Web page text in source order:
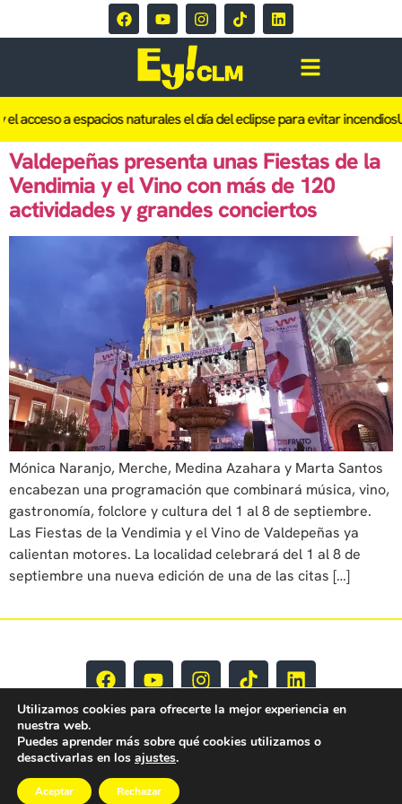
acceso a espacios naturales el día del eclipse para evitar incendios
Valdepeñas presenta unas Fiestas de la
Vendimia y el Vino con más de 120
actividades y grandes conciertos
Mónica Naranjo, Merche, Medina Azahara y Marta Santos
encabezan una programación que combinará música, vino,
gastronomía, folclore y cultura del 1 al 8 de septiembre.
Las Fiestas de la Vendimia y el Vino de Valdepeñas ya
calientan motores. La localidad celebrará del 1 al 8 de
septiembre una nueva edición de una de las citas […]
EY CLM Todos los derechos reservados © 2025
Utilizamos cookies para ofrecerte la mejor experiencia en
nuestra web.
Puedes aprender más sobre qué cookies utilizamos o
desactivarlas en los ajustes.
Aceptar Rechazar